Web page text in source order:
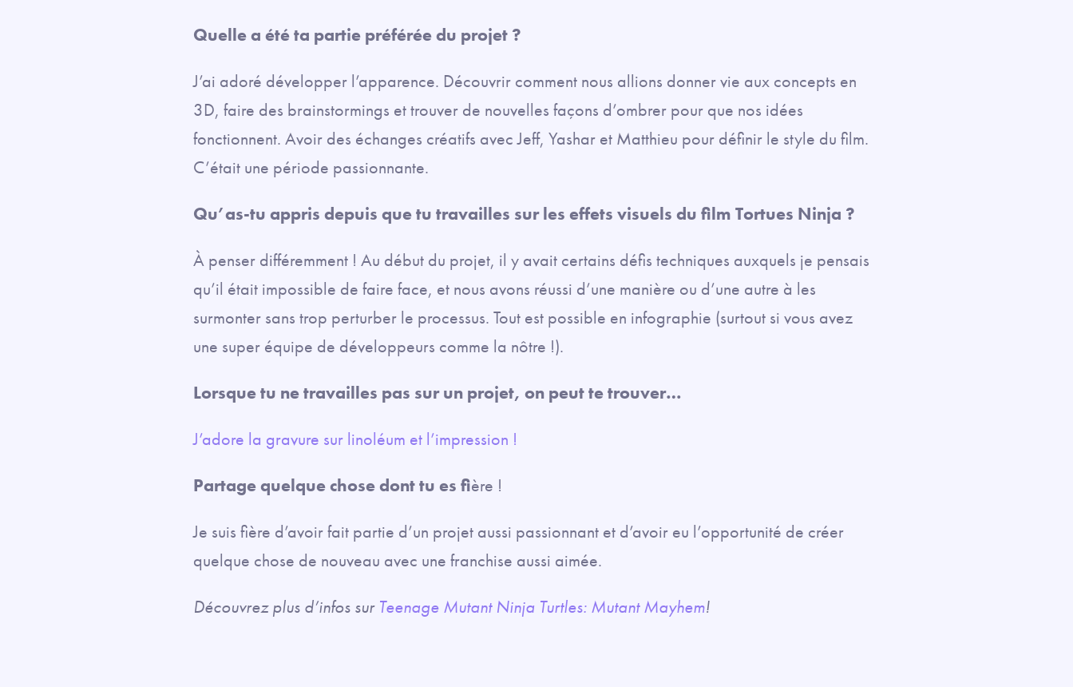
Quelle a été ta partie préférée du projet ?
J’ai adoré développer l’apparence. Découvrir comment nous allions donner vie aux concepts en
3D, faire des brainstormings et trouver de nouvelles façons d’ombrer pour que nos idées
fonctionnent. Avoir des échanges créatifs avec Jeff, Yashar et Matthieu pour définir le style du film.
C’était une période passionnante.
Qu’as-tu appris depuis que tu travailles sur les effets visuels du film Tortues Ninja ?
À penser différemment ! Au début du projet, il y avait certains défis techniques auxquels je pensais
qu’il était impossible de faire face, et nous avons réussi d’une manière ou d’une autre à les
surmonter sans trop perturber le processus. Tout est possible en infographie (surtout si vous avez
une super équipe de développeurs comme la nôtre !).
Lorsque tu ne travailles pas sur un projet, on peut te trouver…
J’adore la gravure sur linoléum et l’impression !
Partage quelque chose dont tu es fière !
Je suis fière d’avoir fait partie d’un projet aussi passionnant et d’avoir eu l’opportunité de créer
quelque chose de nouveau avec une franchise aussi aimée.
Découvrez plus d’infos sur Teenage Mutant Ninja Turtles: Mutant Mayhem!